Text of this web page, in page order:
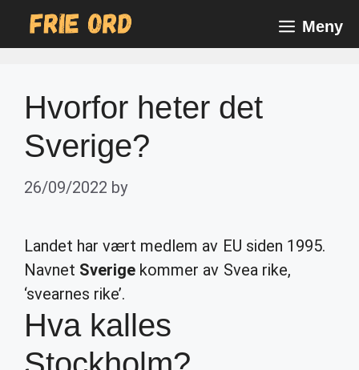
Meny
Hvorfor heter det
Sverige?
26/09/2022 by
Landet har vært medlem av EU siden 1995.
Navnet Sverige kommer av Svea rike,
‘svearnes rike’.
Hva kalles